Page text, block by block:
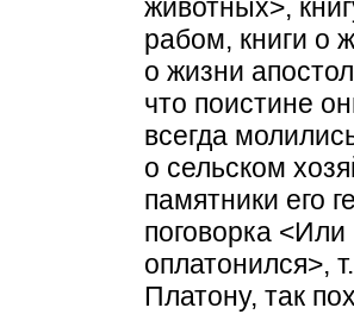
животных>,
рабом, книги о
о жизни
что поистине
всегда
о сельском
памятники его
поговорка
оплатонился>,
Платону, так